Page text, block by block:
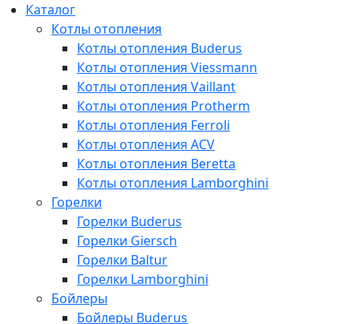
Каталог
Котлы отопления
Котлы отопления Buderus
Котлы отопления Viessmann
Котлы отопления Vaillant
Котлы отопления Protherm
Котлы отопления Ferroli
Котлы отопления ACV
Котлы отопления Beretta
Котлы отопления Lamborghini
Горелки
Горелки Buderus
Горелки Giersch
Горелки Baltur
Горелки Lamborghini
Бойлеры
Бойлеры Buderus